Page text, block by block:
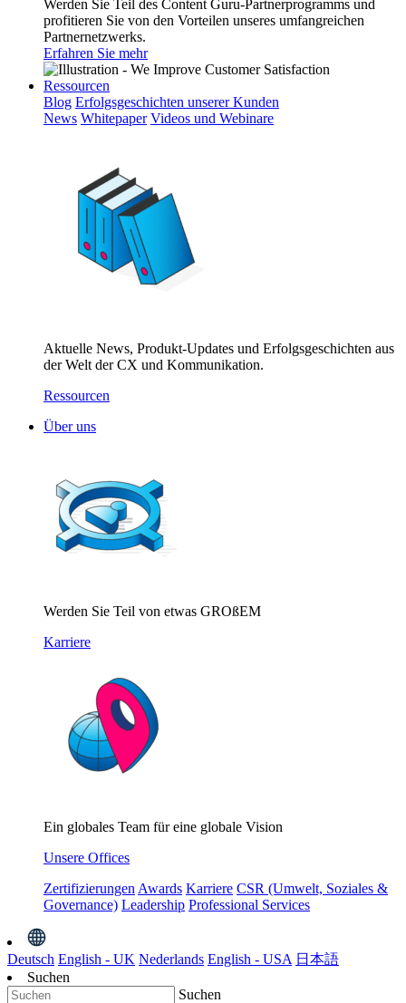
Werden Sie Teil des Content Guru-Partnerprogramms und
profitieren Sie von den Vorteilen unseres umfangreichen
Partnernetzwerks.
Erfahren Sie mehr
Ressourcen
Blog Erfolgsgeschichten unserer Kunden
News Whitepaper Videos und Webinare
Aktuelle News, Produkt-Updates und Erfolgsgeschichten aus
der Welt der CX und Kommunikation.
Ressourcen
Über uns
Werden Sie Teil von etwas GROßEM
Karriere
Ein globales Team für eine globale Vision
Unsere Offices
Zertifizierungen Awards Karriere CSR (Umwelt, Soziales &
Governance) Leadership Professional Services
Deutsch English - UK Nederlands English - USA 日本語
Suchen
Suchen